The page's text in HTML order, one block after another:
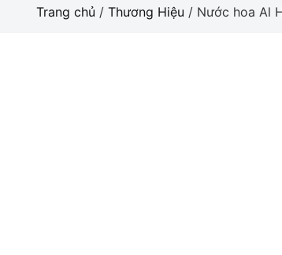
Trang chủ / Thương Hiệu / Nước hoa Al